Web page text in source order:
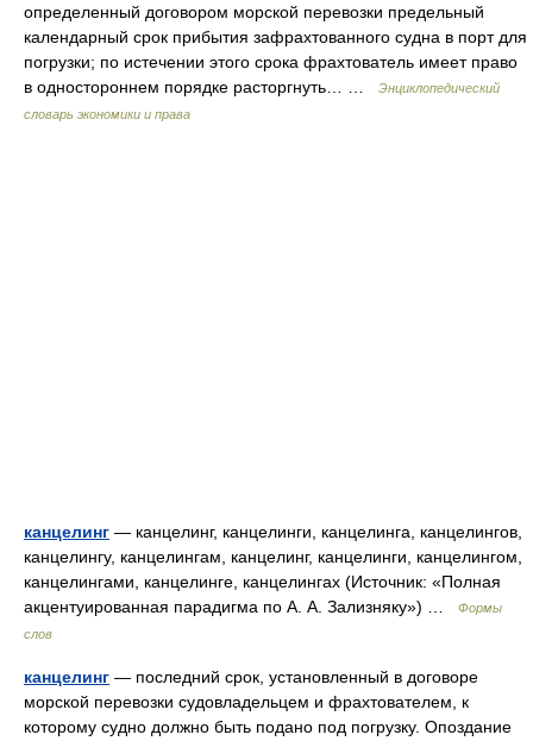
определенный договором морской перевозки предельный
календарный срок прибытия зафрахтованного судна в порт для
погрузки; по истечении этого срока фрахтователь имеет право
в одностороннем порядке расторгнуть… …
Энциклопедический
словарь экономики и права
канцелинг — канцелинг, канцелинги, канцелинга, канцелингов,
канцелингу, канцелингам, канцелинг, канцелинги, канцелингом,
канцелингами, канцелинге, канцелингах (Источник: «Полная
акцентуированная парадигма по А. А. Зализняку») …
Формы
слов
канцелинг — последний срок, установленный в договоре
морской перевозки судовладельцем и фрахтователем, к
которому судно должно быть подано под погрузку. Опоздание